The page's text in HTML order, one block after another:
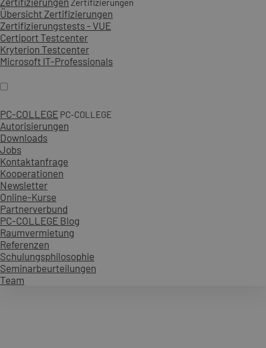
Zertifizierungen
Übersicht Zertifizierungen
Zertifizierungstests - VUE
Certiport Testcenter
Kryterion Testcenter
Microsoft IT-Professionals
PC-COLLEGE PC-COLLEGE
Autorisierungen
Downloads
Jobs
Kontaktanfrage
Kooperationen
Newsletter
Online-Kurse
Partnerverbund
PC-COLLEGE Blog
Raumvermietung
Referenzen
Schulungsphilosophie
Seminarbeurteilungen
Team